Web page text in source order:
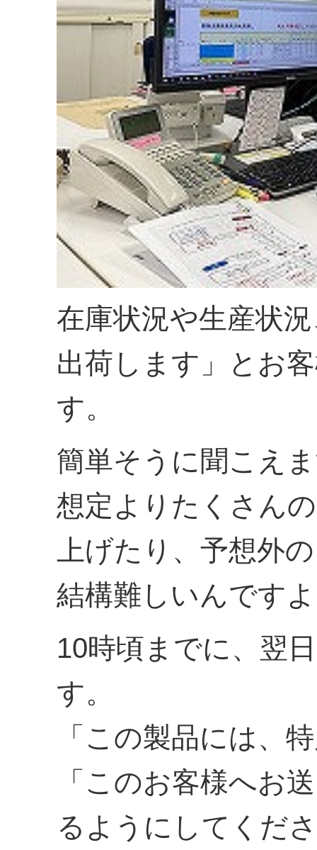
在庫状況や生産状
出荷します」とお
す。
簡単そうに聞こえ
想定よりたくさん
上げたり、予想外
結構難しいんです
10時頃までに、翌
す。
「この製品には、
「このお客様へお
るようにしてくだ